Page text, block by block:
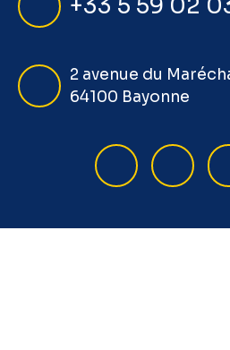
+33 5 59 02
2 avenue du
64100 Bayonne